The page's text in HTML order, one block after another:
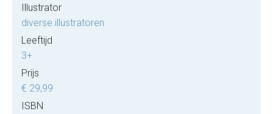
Illustrator
diverse illustratoren
Leeftijd
3+
Prijs
€ 29,99
ISBN